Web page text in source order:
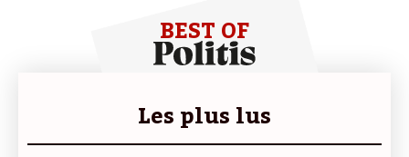
BEST OF
Les plus lus